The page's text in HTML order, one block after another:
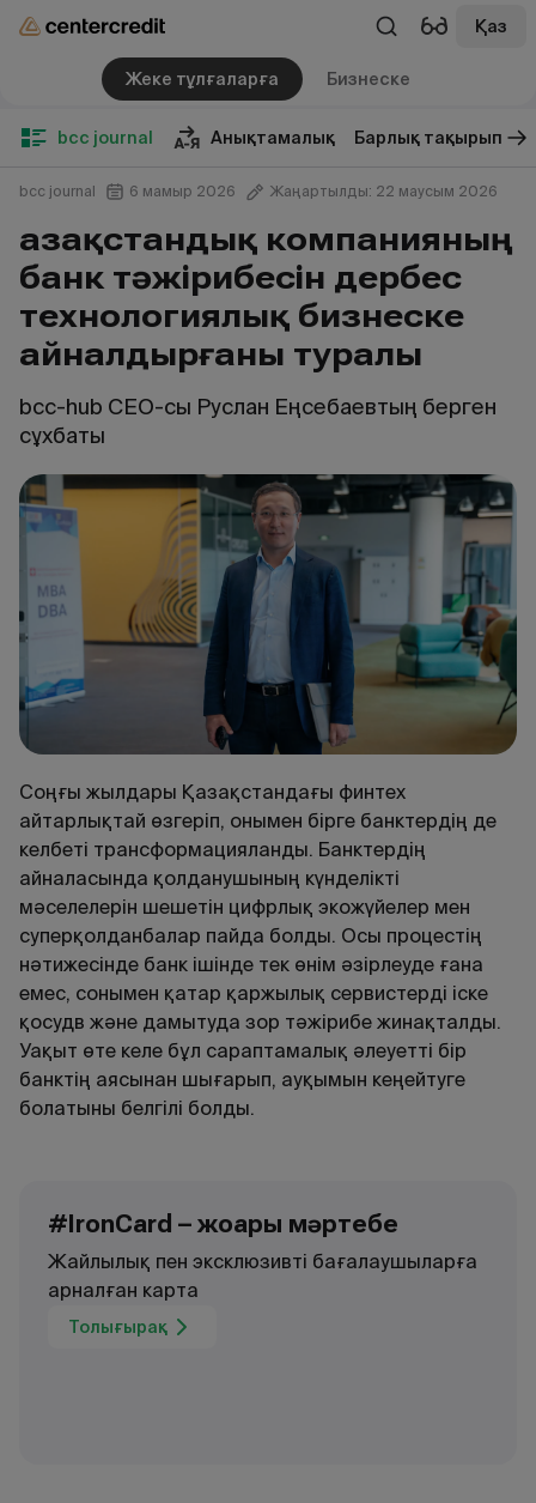
Қаз
Жеке тұлғаларға Бизнеске
bcc journal Анықтамалық Барлық тақырып
bcc journal 6 мамыр 2026 Жаңартылды: 22 маусым 2026
Қазақстандық компанияның
банк тәжірибесін дербес
технологиялық бизнеске
айналдырғаны туралы
bcc-hub CEO-сы Руслан Еңсебаевтың берген
сұхбаты
Соңғы жылдары Қазақстандағы финтех
айтарлықтай өзгеріп, онымен бірге банктердің де
келбеті трансформацияланды. Банктердің
айналасында қолданушының күнделікті
мәселелерін шешетін цифрлық экожүйелер мен
суперқолданбалар пайда болды. Осы процестің
нәтижесінде банк ішінде тек өнім әзірлеуде ғана
емес, сонымен қатар қаржылық сервистерді іске
қосудв және дамытуда зор тәжірибе жинақталды.
Уақыт өте келе бұл сараптамалық әлеуетті бір
банктің аясынан шығарып, ауқымын кеңейтуге
болатыны белгілі болды.
#IronCard – жоғары мәртебе
Жайлылық пен эксклюзивті бағалаушыларға
арналған карта
Толығырақ